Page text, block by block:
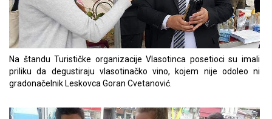
Na štandu Turističke organizacije Vlasotinca posetioci su imali
priliku da degustiraju vlasotinačko vino, kojem nije odoleo ni
gradonačelnik Leskovca Goran Cvetanović.